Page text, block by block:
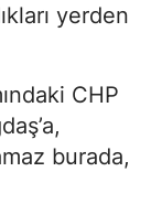
yerden
CHP
burada,